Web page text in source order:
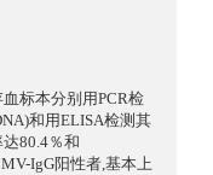
标本分别用PCR检
和用ELISA检测其
80.4％和
IgG阳性者,基本上